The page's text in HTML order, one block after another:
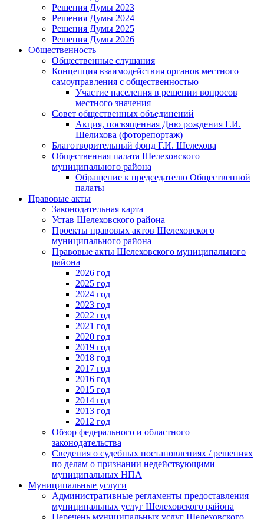
Решения Думы 2023
Решения Думы 2024
Решения Думы 2025
Решения Думы 2026
Общественность
Общественные слушания
Концепция взаимодействия органов местного
самоуправления с общественностью
Участие населения в решении вопросов
местного значения
Совет общественных объединений
Акция, посвященная Дню рождения Г.И.
Шелихова (фоторепортаж)
Благотворительный фонд Г.И. Шелехова
Общественная палата Шелеховского
муниципального района
Обращение к председателю Общественной
палаты
Правовые акты
Законодательная карта
Устав Шелеховского района
Проекты правовых актов Шелеховского
муниципального района
Правовые акты Шелеховского муниципального
района
2026 год
2025 год
2024 год
2023 год
2022 год
2021 год
2020 год
2019 год
2018 год
2017 год
2016 год
2015 год
2014 год
2013 год
2012 год
Обзор федерального и областного
законодательства
Сведения о судебных постановлениях / решениях
по делам о признании недействующими
муниципальных НПА
Муниципальные услуги
Административные регламенты предоставления
муниципальных услуг Шелеховского района
Перечень муниципальных услуг Шелеховского